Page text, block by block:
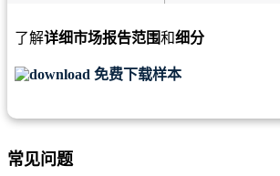
了解详细市场报告范围和细分
免费下载样本
常见问题